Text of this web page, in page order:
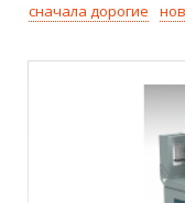
сначала дорогие